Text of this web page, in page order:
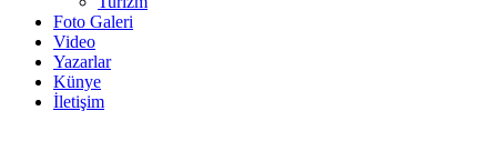
Foto Galeri
Video
Yazarlar
Künye
İletişim